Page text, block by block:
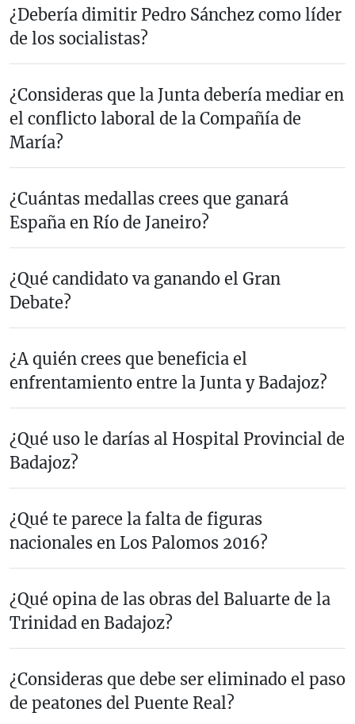
¿Debería dimitir Pedro Sánchez como líder
de los socialistas?
¿Consideras que la Junta debería mediar en
el conflicto laboral de la Compañía de
María?
¿Cuántas medallas crees que ganará
España en Río de Janeiro?
¿Qué candidato va ganando el Gran
Debate?
¿A quién crees que beneficia el
enfrentamiento entre la Junta y Badajoz?
¿Qué uso le darías al Hospital Provincial de
Badajoz?
¿Qué te parece la falta de figuras
nacionales en Los Palomos 2016?
¿Qué opina de las obras del Baluarte de la
Trinidad en Badajoz?
¿Consideras que debe ser eliminado el paso
de peatones del Puente Real?